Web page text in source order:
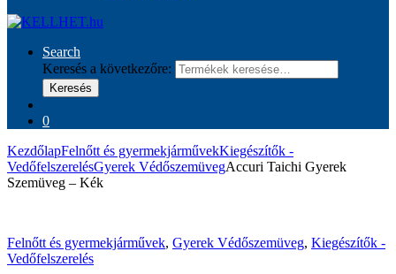
Search
Keresés a következőre:
Keresés
0
KezdőlapFelnőtt és gyermekjárművekKiegészítők -
VedőfelszerelésGyerek VédőszemüvegAccuri Taichi Gyerek
Szemüveg – Kék
Felnőtt és gyermekjárművek, Gyerek Védőszemüveg, Kiegészítők -
Vedőfelszerelés